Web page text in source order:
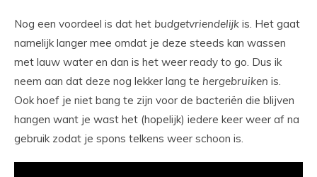
Nog een voordeel is dat het budgetvriendelijk is. Het gaat
namelijk langer mee omdat je deze steeds kan wassen
met lauw water en dan is het weer ready to go. Dus ik
neem aan dat deze nog lekker lang te hergebruiken is.
Ook hoef je niet bang te zijn voor de bacteriën die blijven
hangen want je wast het (hopelijk) iedere keer weer af na
gebruik zodat je spons telkens weer schoon is.